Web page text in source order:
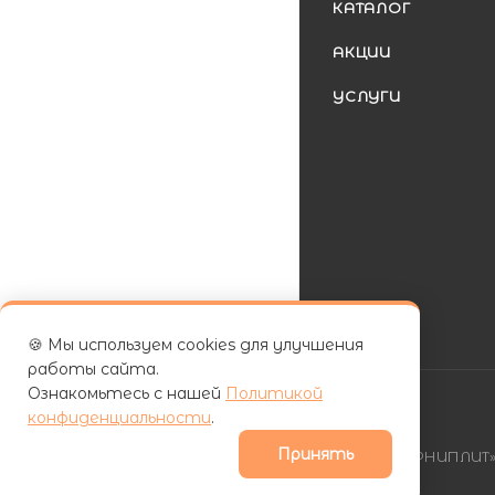
КАТАЛОГ
АКЦИИ
УСЛУГИ
| ООО «ФУРНИПЛИТ»
🍪 Мы используем cookies для улучшения
работы сайта.
Ознакомьтесь с нашей Политикой
конфиденциальности.
Принять